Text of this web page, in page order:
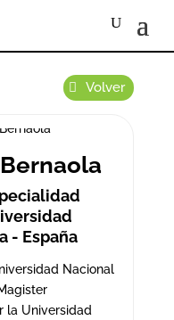
Volver
- España
Nacional
la Universidad